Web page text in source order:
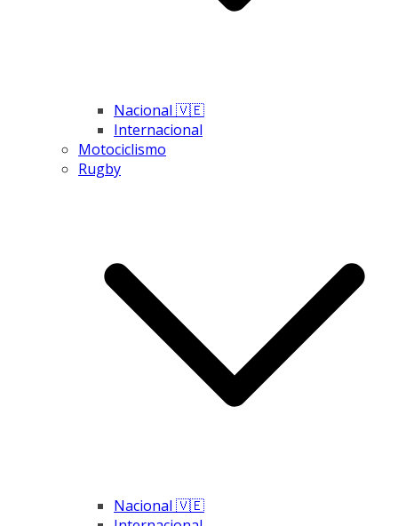
Nacional 🇻🇪
Internacional
Motociclismo
Rugby
Nacional 🇻🇪